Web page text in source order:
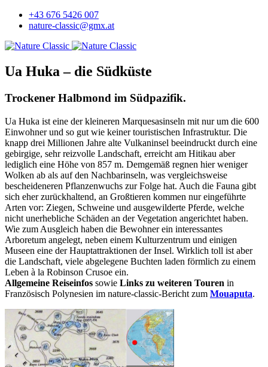
+43 676 5426 007
nature-classic@gmx.at
Ua Huka – die Südküste
Trockener Halbmond im Südpazifik.
Ua Huka ist eine der kleineren Marquesasinseln mit nur um die 600
Einwohner und so gut wie keiner touristischen Infrastruktur. Die
knapp drei Millionen Jahre alte Vulkaninsel beeindruckt durch eine
gebirgige, sehr reizvolle Landschaft, erreicht am Hitikau aber
lediglich eine Höhe von 857 m. Demgemäß regnen hier weniger
Wolken ab als auf den Nachbarinseln, was vergleichsweise
bescheideneren Pflanzenwuchs zur Folge hat. Auch die Fauna gibt
sich eher zurückhaltend, an Großtieren kommen nur eingeführte
Arten vor: Ziegen, Schweine und ausgewilderte Pferde, welche
nicht unerhebliche Schäden an der Vegetation angerichtet haben.
Wie zum Ausgleich haben die Bewohner ein interessantes
Arboretum angelegt, neben einem Kulturzentrum und einigen
Museen eine der Hauptattraktionen der Insel. Wirklich toll ist aber
die Landschaft, viele abgelegene Buchten laden förmlich zu einem
Leben à la Robinson Crusoe ein.
Allgemeine Reiseinfos sowie Links zu weiteren Touren in
Französisch Polynesien im nature-classic-Bericht zum Mouaputa.